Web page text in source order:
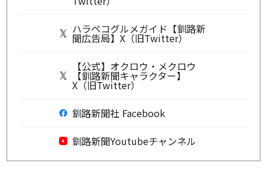
ハラペコグルメガイド【釧路新
聞広告局】X（旧Twitter）
【公式】オクロウ・メクロウ
【釧路新聞キャラクター】
X（旧Twitter）
釧路新聞社 Facebook
釧路新聞Youtubeチャンネル